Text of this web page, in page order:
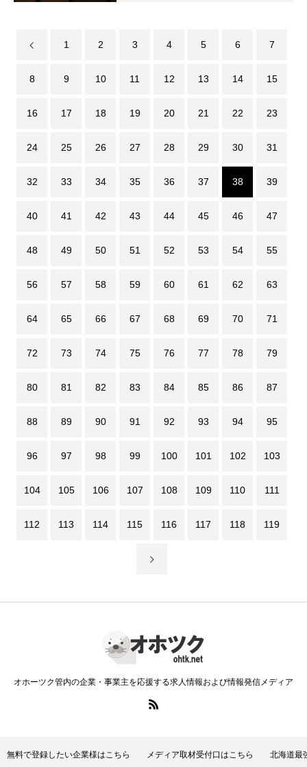
1 2 3 4 5 6 7
8 9 10 11 12 13 14 15
16 17 18 19 20 21 22 23
24 25 26 27 28 29 30 31
32 33 34 35 36 37 38 39
40 41 42 43 44 45 46 47
48 49 50 51 52 53 54 55
56 57 58 59 60 61 62 63
64 65 66 67 68 69 70 71
72 73 74 75 76 77 78 79
80 81 82 83 84 85 86 87
88 89 90 91 92 93 94 95
96 97 98 99 100 101 102 103
104 105 106 107 108 109 110 111
112 113 114 115 116 117 118 119
オホーツク管内の企業・事業主を応援する求人情報および情報発信メディア
無料で登録したい企業様はこちら メディア取材受付口はこちら 北海道最